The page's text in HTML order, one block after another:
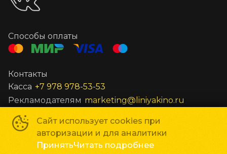
Сайт использует cookies при
авторизации и для аналитики
ПринятьЧитать подробнее
Способы оплаты
Контакты
Касса +7 978 978-53-53
Рекламодателям marketing@liniyakino.ru
Сеть кинотеатров «Мир Кино»©2018-
Powered byp24.app